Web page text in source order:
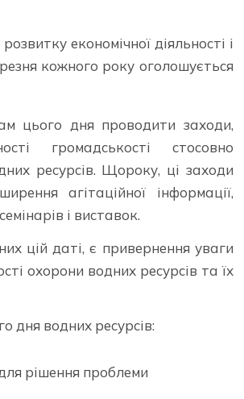
економічної діяльності і
кожного року оголошується
цього дня проводити заходи,
громадськості стосовно
ресурсів. Щороку, ці заходи
агітаційної інформації,
і виставок.
цій даті, є привернення уваги
охорони водних ресурсів та їх
дня водних ресурсів:
рішення проблеми